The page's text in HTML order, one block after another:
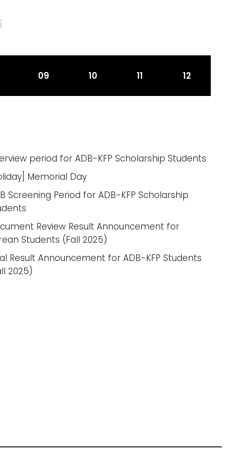
09 10 11 12
period for ADB-KFP Scholarship Students
Memorial Day
Screening Period for ADB-KFP Scholarship
Review Result Announcement for
Students (Fall 2025)
Result Announcement for ADB-KFP Students
2025)